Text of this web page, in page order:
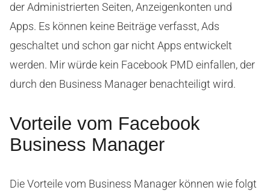
der Administrierten Seiten, Anzeigenkonten und
Apps. Es können keine Beiträge verfasst, Ads
geschaltet und schon gar nicht Apps entwickelt
werden. Mir würde kein Facebook PMD einfallen, der
durch den Business Manager benachteiligt wird.
Vorteile vom Facebook
Business Manager
Die Vorteile vom Business Manager können wie folgt